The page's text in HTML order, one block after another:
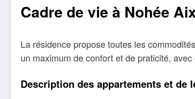
Cadre de vie à Nohée
La résidence propose toutes les
un maximum de confort et de praticité,
Description des appartements et de